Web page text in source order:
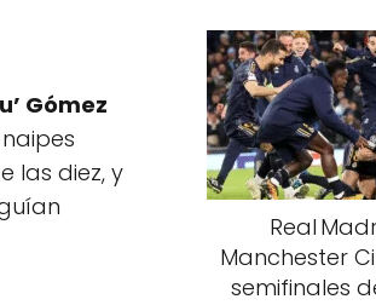
Gómez
las diez, y
Real
Manchester
semifinales